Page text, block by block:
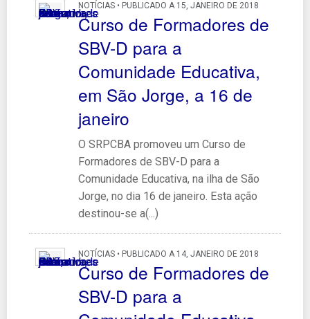
NOTÍCIAS • PUBLICADO A 15, JANEIRO DE 2018
Curso de Formadores de
SBV-D para a
Comunidade Educativa,
em São Jorge, a 16 de
janeiro
O SRPCBA promoveu um Curso de
Formadores de SBV-D para a
Comunidade Educativa, na ilha de São
Jorge, no dia 16 de janeiro. Esta ação
destinou-se a(...)
NOTÍCIAS • PUBLICADO A 14, JANEIRO DE 2018
Curso de Formadores de
SBV-D para a